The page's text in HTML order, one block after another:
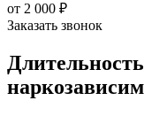
от 2 000 ₽
Заказать звонок